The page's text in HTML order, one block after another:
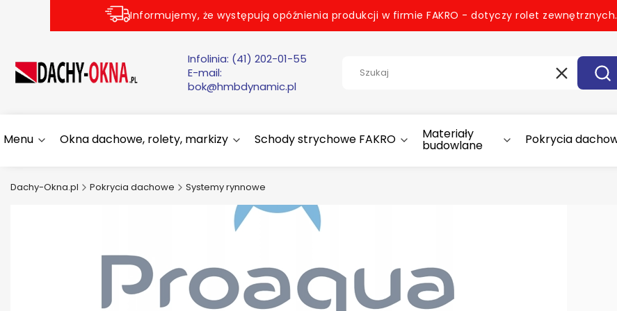
Informujemy, że występują opóźnienia produkcji w firmie FAKRO - dotyczy rolet
Infolinia: (41) 202-01-55
E-mail:
bok@hmbdynamic.pl
Wyczyść
Menu Okna dachowe, rolety, markizy Schody strychowe FAKRO Materiały
budowlane Pokrycia
Dachy-Okna.pl Pokrycia dachowe Systemy rynnowe